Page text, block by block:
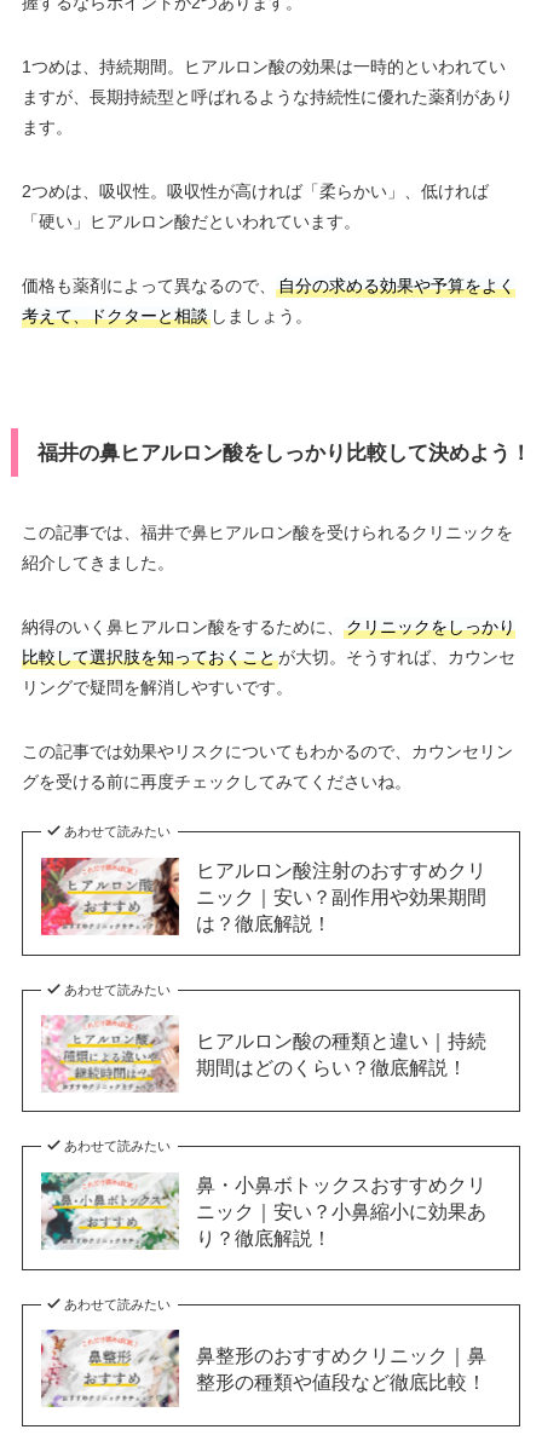
1つめは、持続期間。ヒアルロン酸の効果は一時的といわれてい
ますが、長期持続型と呼ばれるような持続性に優れた薬剤があり
ます。
2つめは、吸収性。吸収性が高ければ「柔らかい」、低ければ
「硬い」ヒアルロン酸だといわれています。
価格も薬剤によって異なるので、
自分の求める効果や予算をよく
考えて、ドクターと相談しましょう。
福井の鼻ヒアルロン酸をしっかり比較して決めよう！
この記事では、福井で鼻ヒアルロン酸を受けられるクリニックを
紹介してきました。
納得のいく鼻ヒアルロン酸をするために、
クリニックをしっかり
比較して選択肢を知っておくことが大切。そうすれば、カウンセ
リングで疑問を解消しやすいです。
この記事では効果やリスクについてもわかるので、カウンセリン
グを受ける前に再度チェックしてみてくださいね。
あわせて読みたい
ヒアルロン酸注射のおすすめクリ
ニック｜安い？副作用や効果期間
は？徹底解説！
あわせて読みたい
ヒアルロン酸の種類と違い｜持続
期間はどのくらい？徹底解説！
あわせて読みたい
鼻・小鼻ボトックスおすすめクリ
ニック｜安い？小鼻縮小に効果あ
り？徹底解説！
あわせて読みたい
鼻整形のおすすめクリニック｜鼻
整形の種類や値段など徹底比較！